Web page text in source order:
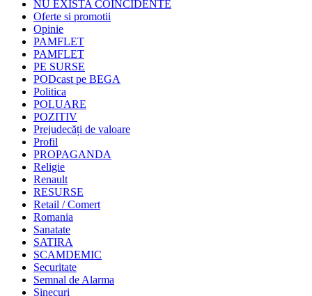
NU EXISTA COINCIDENTE
Oferte si promotii
Opinie
PAMFLET
PAMFLET
PE SURSE
PODcast pe BEGA
Politica
POLUARE
POZITIV
Prejudecăți de valoare
Profil
PROPAGANDA
Religie
Renault
RESURSE
Retail / Comert
Romania
Sanatate
SATIRA
SCAMDEMIC
Securitate
Semnal de Alarma
Sinecuri